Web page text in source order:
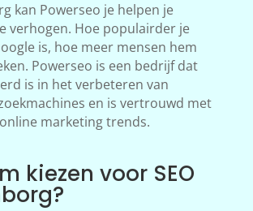
kan Powerseo je helpen je
verhogen. Hoe populairder je
is, hoe meer mensen hem
Powerseo is een bedrijf dat
is in het verbeteren van
en is vertrouwd met
marketing trends.
kiezen voor SEO